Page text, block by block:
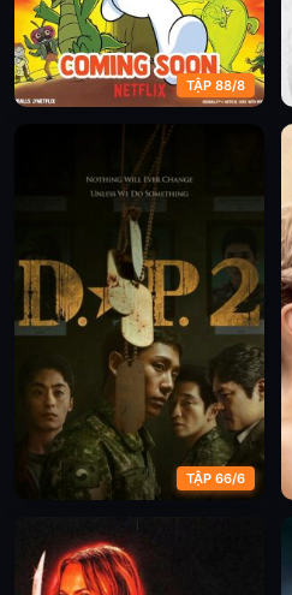
TẬP 88/8
Những Cuộc Phiêu Lưu Kỳ
Quặc Của James Và Max
TẬP 66/6
Truy Bắt Lính Đào Ngũ (Phần
2)